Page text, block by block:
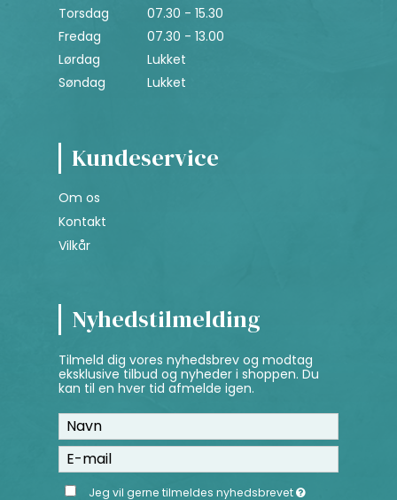
Torsdag
07.30 - 15.30
Fredag
07.30 - 13.00
Lørdag
Lukket
Søndag
Lukket
Kundeservice
Om os
Kontakt
Vilkår
Nyhedstilmelding
Tilmeld dig vores nyhedsbrev og modtag
eksklusive tilbud og nyheder i shoppen. Du
kan til en hver tid afmelde igen.
Jeg vil gerne tilmeldes nyhedsbrevet